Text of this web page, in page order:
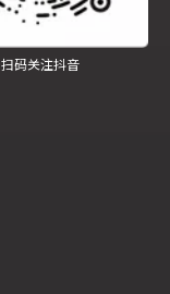
扫码关注抖音